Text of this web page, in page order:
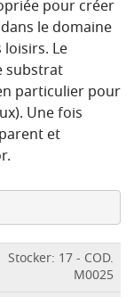
pour créer
le domaine
Le
substrat
particulier pour
Une fois
et
Stocker: 17 - COD.
M0025